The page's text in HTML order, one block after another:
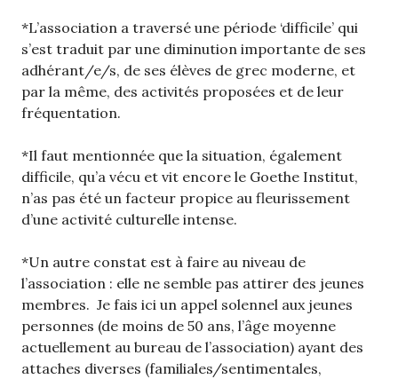
*L’association a traversé une période ‘difficile’ qui
s’est traduit par une diminution importante de ses
adhérant/e/s, de ses élèves de grec moderne, et
par la même, des activités proposées et de leur
fréquentation.
*Il faut mentionnée que la situation, également
difficile, qu’a vécu et vit encore le Goethe Institut,
n’as pas été un facteur propice au fleurissement
d’une activité culturelle intense.
*Un autre constat est à faire au niveau de
l’association : elle ne semble pas attirer des jeunes
membres. Je fais ici un appel solennel aux jeunes
personnes (de moins de 50 ans, l’âge moyenne
actuellement au bureau de l’association) ayant des
attaches diverses (familiales/sentimentales,